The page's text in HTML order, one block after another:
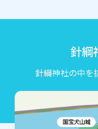
針綱
針綱神社の中を